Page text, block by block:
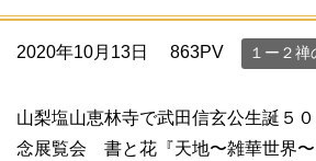
2020年10月13日 863PV １ー２禅
山梨塩山恵林寺で武田信玄公生誕５
念展覧会 書と花『天地〜雑華世界〜